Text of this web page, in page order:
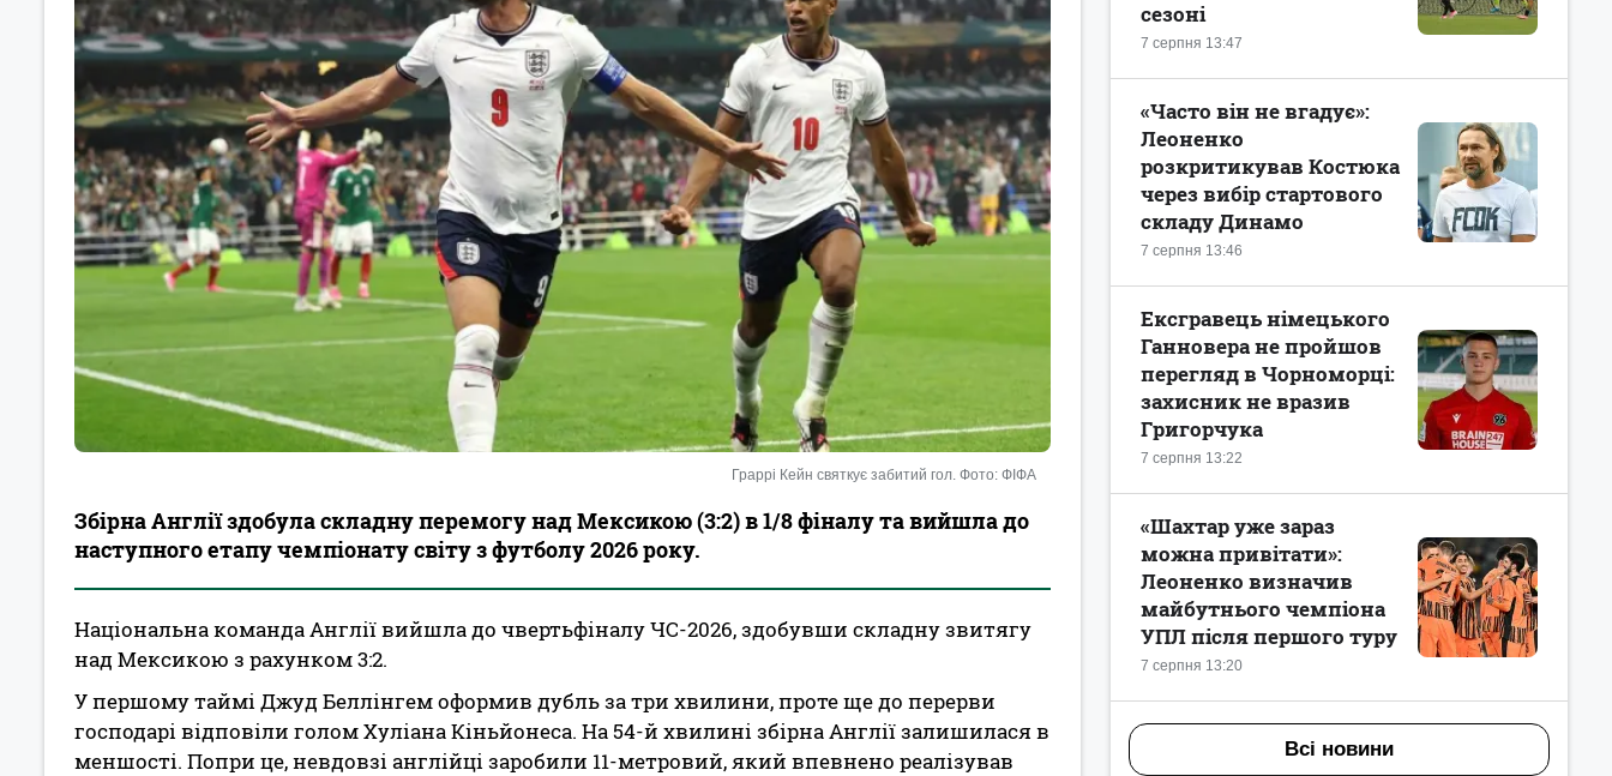
Граррі Кейн святкує забитий гол. Фото: ФІФА
Збірна Англії здобула складну перемогу над Мексикою (3:2) в 1/8 фіналу та вийшла до
наступного етапу чемпіонату світу з футболу 2026 року.
Національна команда Англії вийшла до чвертьфіналу ЧС-2026, здобувши складну звитягу
над Мексикою з рахунком 3:2.
У першому таймі Джуд Беллінгем оформив дубль за три хвилини, проте ще до перерви
господарі відповіли голом Хуліана Кіньйонеса. На 54-й хвилині збірна Англії залишилася в
меншості. Попри це, невдовзі англійці заробили 11-метровий, який впевнено реалізував
7 серпня 13:47
сезоні
7 серпня 13:46
«Часто він не вгадує»:
Леоненко
розкритикував Костюка
через вибір стартового
складу Динамо
7 серпня 13:22
Ексгравець німецького
Ганновера не пройшов
перегляд в Чорноморці:
захисник не вразив
Григорчука
7 серпня 13:20
«Шахтар уже зараз
можна привітати»:
Леоненко визначив
майбутнього чемпіона
УПЛ після першого туру
Всі новини